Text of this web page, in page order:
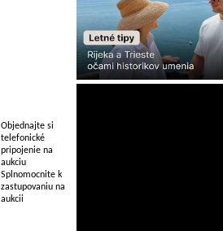
Objednajte si
telefonické
pripojenie na
aukciu
Splnomocnite k
zastupovaniu na
aukcii